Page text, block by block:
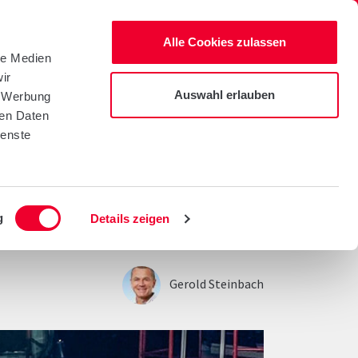
Medien
Daten
Details zeigen
Alle Cookies zulassen
Auswahl erlauben
Suche
Warenkorb
VERKAUFSBERATER
Gerold Steinbach